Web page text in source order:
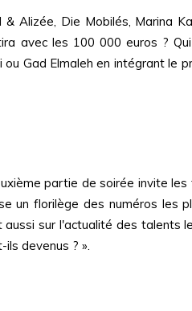
Alizée, Die Mobilés, Marina
avec les 100 000 euros ?
Gad Elmaleh en intégrant le
partie de soirée invite
un florilège des numéros les
sur l'actualité des talents
devenus ? ».